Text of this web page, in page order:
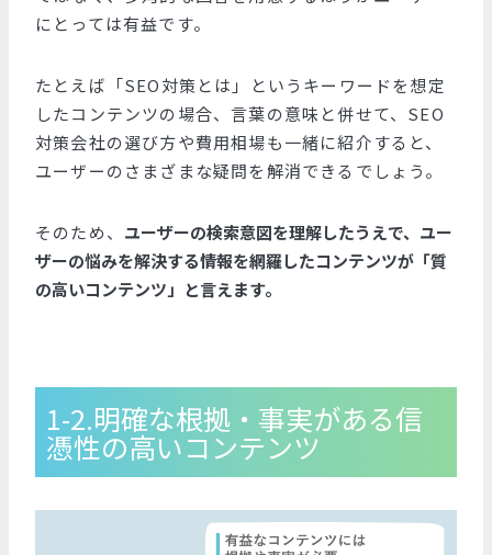
にとっては有益です。
たとえば「SEO対策とは」というキーワードを想定
したコンテンツの場合、言葉の意味と併せて、SEO
対策会社の選び方や費用相場も一緒に紹介すると、
ユーザーのさまざまな疑問を解消できるでしょう。
そのため、 ユーザーの検索意図を理解したうえで、ユー
ザーの悩みを解決する情報を網羅したコンテンツが「質
の高いコンテンツ」と言えます。
1-2.明確な根拠・事実がある信
憑性の高いコンテンツ